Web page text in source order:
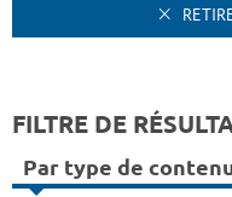
FILTRE DE
Par type de